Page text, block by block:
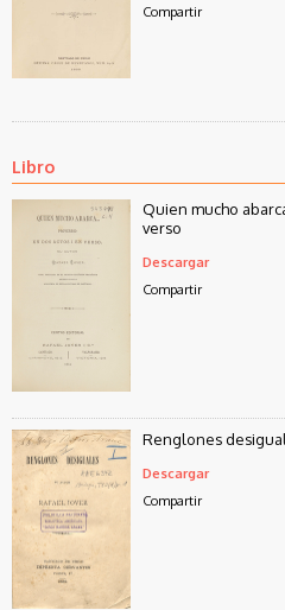
Compartir
Libro
Quien mucho
verso
Descargar
Compartir
Renglones
Descargar
Compartir